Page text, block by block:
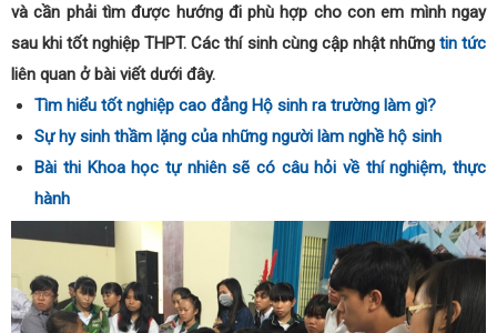
và cần phải tìm được hướng đi phù hợp cho con em mình ngay
sau khi tốt nghiệp THPT. Các thí sinh cùng cập nhật những tin tức
liên quan ở bài viết dưới đây.
Tìm hiểu tốt nghiệp cao đẳng Hộ sinh ra trường làm gì?
Sự hy sinh thầm lặng của những người làm nghề hộ sinh
Bài thi Khoa học tự nhiên sẽ có câu hỏi về thí nghiệm, thực
hành